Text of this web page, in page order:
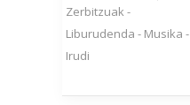
Zerbitzuak -
Liburudenda - Musika -
Irudi